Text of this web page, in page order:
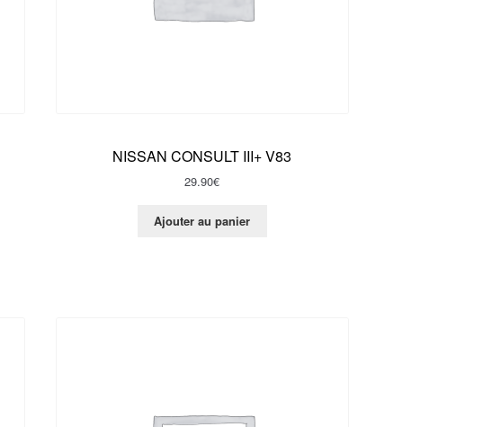
NISSAN CONSULT III+ V83
29.90€
Ajouter au panier